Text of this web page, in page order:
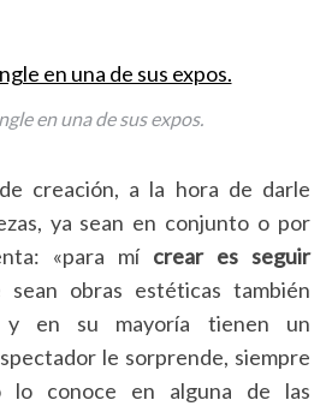
en una de sus expos.
creación, a la hora de darle
ya sean en conjunto o por
«para mí crear es seguir
obras estéticas también
y en su mayoría tienen un
le sorprende, siempre
lo conoce en alguna de las